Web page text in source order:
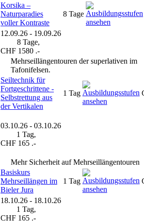
Korsika –
Naturparadies
voller Kontraste
8 Tage
●
12.09.26 - 19.09.26
8 Tage,
CHF 1580 .-
Mehrseillängentouren der superlativen im
Tafonifelsen.
Seiltechnik für
Fortgeschrittene -
Selbstrettung aus
der Vertikalen
1 Tag
03.10.26 - 03.10.26
1 Tag,
CHF 165 .-
Mehr Sicherheit auf Mehrseillängentouren
Basiskurs
Mehrseillängen im
Bieler Jura
1 Tag
●
18.10.26 - 18.10.26
1 Tag,
CHF 165 .-